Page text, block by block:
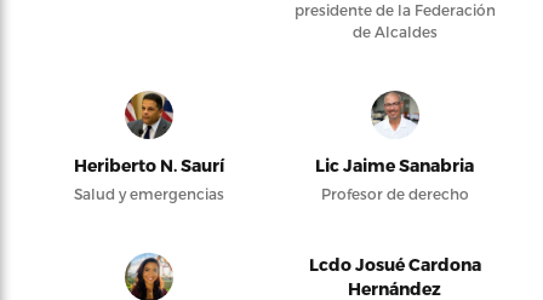
presidente de la Federación
de Alcaldes
Heriberto N. Saurí
Salud y emergencias
Lic Jaime Sanabria
Profesor de derecho
Lcdo Josué Cardona
Hernández